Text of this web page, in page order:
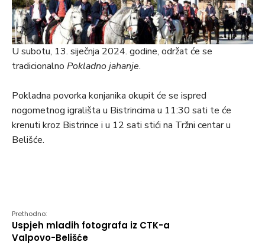
U subotu, 13. siječnja 2024. godine, održat će se
tradicionalno Pokladno jahanje.
Pokladna povorka konjanika okupit će se ispred
nogometnog igrališta u Bistrincima u 11:30 sati te će
krenuti kroz Bistrince i u 12 sati stići na Tržni centar u
Belišće.
Prethodno:
Uspjeh mladih fotografa iz CTK-a
Valpovo-Belišće